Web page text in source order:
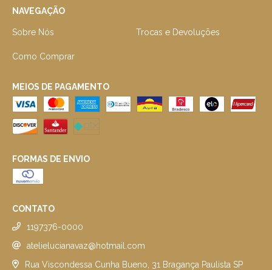
NAVEGAÇÃO
Sobre Nós Trocas e Devoluções
Como Comprar
MEIOS DE PAGAMENTO
FORMAS DE ENVIO
CONTATO
1197376-0000
atelielucianavaz@hotmail.com
Rua Viscondessa Cunha Bueno, 31 Bragança Paulista SP